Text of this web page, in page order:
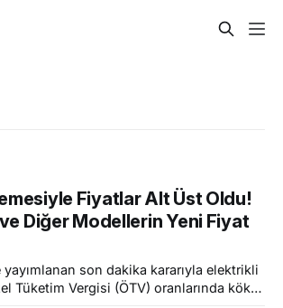
Fiyatlar Alt Üst Oldu!
Diğer Modellerin Yeni Fiyat
yayımlanan son dakika kararıyla elektrikli
Tüketim Vergisi (ÖTV) oranlarında köklü